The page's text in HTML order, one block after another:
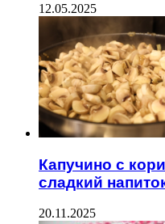
12.05.2025
Капучино с
сладкий
20.11.2025